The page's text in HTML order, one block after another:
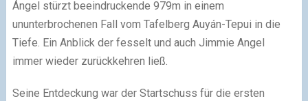
Ángel stürzt beeindruckende 979m in einem
ununterbrochenen Fall vom Tafelberg Auyán-Tepui in die
Tiefe. Ein Anblick der fesselt und auch Jimmie Angel
immer wieder zurückkehren ließ.
Seine Entdeckung war der Startschuss für die ersten